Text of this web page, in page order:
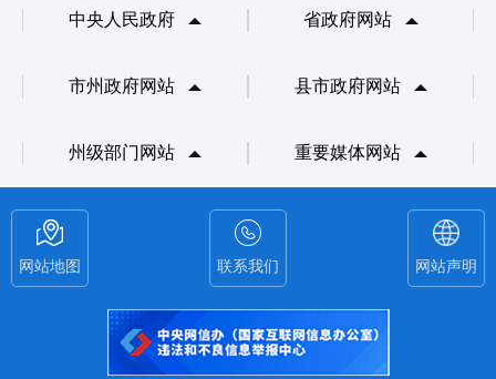
中央人民政府 省政府网站
市州政府网站 县市政府网站
州级部门网站 重要媒体网站
网站地图 联系我们 网站声明